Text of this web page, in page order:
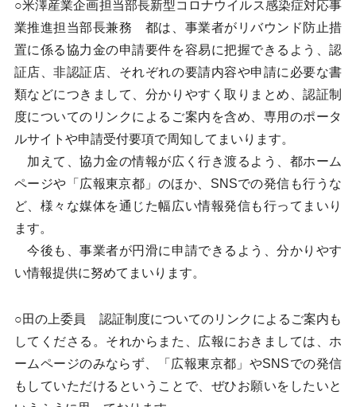
○米澤産業企画担当部長新型コロナウイルス感染症対応事
業推進担当部長兼務 都は、事業者がリバウンド防止措
置に係る協力金の申請要件を容易に把握できるよう、認
証店、非認証店、それぞれの要請内容や申請に必要な書
類などにつきまして、分かりやすく取りまとめ、認証制
度についてのリンクによるご案内を含め、専用のポータ
ルサイトや申請受付要項で周知してまいります。
加えて、協力金の情報が広く行き渡るよう、都ホーム
ページや「広報東京都」のほか、SNSでの発信も行うな
ど、様々な媒体を通じた幅広い情報発信も行ってまいり
ます。
今後も、事業者が円滑に申請できるよう、分かりやす
い情報提供に努めてまいります。
○田の上委員 認証制度についてのリンクによるご案内も
してくださる。それからまた、広報におきましては、ホ
ームページのみならず、「広報東京都」やSNSでの発信
もしていただけるということで、ぜひお願いをしたいと